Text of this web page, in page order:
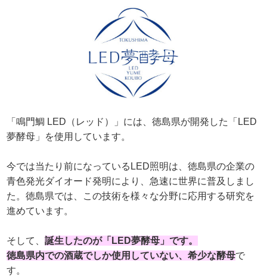
「鳴門鯛 LED（レッド）」には、徳島県が開発した「LED
夢酵母」を使用しています。
今では当たり前になっているLED照明は、徳島県の企業の
青色発光ダイオード発明により、急速に世界に普及しまし
た。徳島県では、この技術を様々な分野に応用する研究を
進めています。
そして、誕生したのが「LED夢酵母」です。
徳島県内での酒蔵でしか使用していない、希少な酵母で
す。